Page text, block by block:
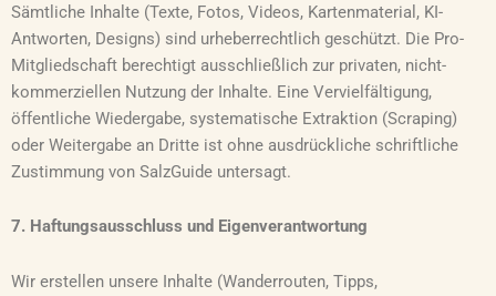
Sämtliche Inhalte (Texte, Fotos, Videos, Kartenmaterial, KI-
Antworten, Designs) sind urheberrechtlich geschützt. Die Pro-
Mitgliedschaft berechtigt ausschließlich zur privaten, nicht-
kommerziellen Nutzung der Inhalte. Eine Vervielfältigung,
öffentliche Wiedergabe, systematische Extraktion (Scraping)
oder Weitergabe an Dritte ist ohne ausdrückliche schriftliche
Zustimmung von SalzGuide untersagt.
7. Haftungsausschluss und Eigenverantwortung
Wir erstellen unsere Inhalte (Wanderrouten, Tipps,